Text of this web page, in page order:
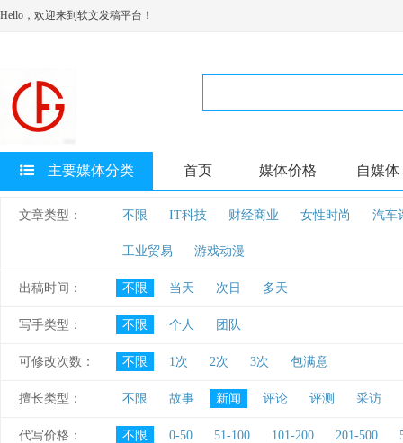
Hello，欢迎来到软文发稿平台！
主要媒体分类 首页 媒体价格 自媒体
文章类型： 不限 IT科技 财经商业 女性时尚 汽车
工业贸易 游戏动漫
出稿时间： 不限 当天 次日 多天
写手类型： 不限 个人 团队
可修改次数： 不限 1次 2次 3次 包满意
擅长类型： 不限 故事 新闻 评论 评测 采访
代写价格： 不限 0-50 51-100 101-200 201-500